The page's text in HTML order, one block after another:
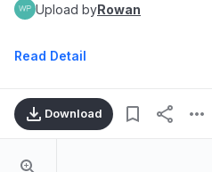
Upload byRowan
Read Detail
Download